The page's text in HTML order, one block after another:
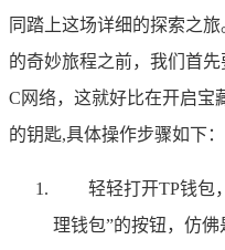
同踏上这场详细的探索之
的奇妙旅程之前，我们首
C网络，这就好比在开启宝
的钥匙,具体操作步骤如下：
轻轻打开TP钱包
理钱包”的按钮，仿佛